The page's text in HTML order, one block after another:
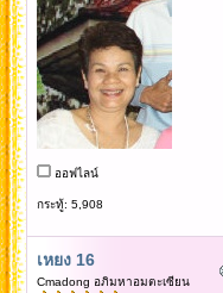
ออฟไลน์
กระทู้: 5,908
เหยง 16
Cmadong อภิมหาอมตะเซียน